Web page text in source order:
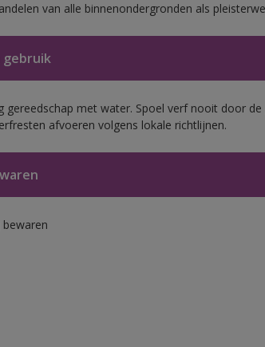
van alle binnenondergronden als
gebruik
gereedschap met water. Spoel verf nooit door
afvoeren volgens lokale richtlijnen.